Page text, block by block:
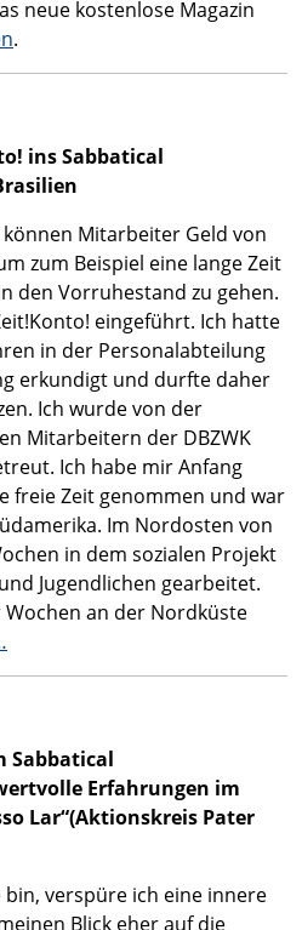
neue kostenlose Magazin
.
ins Sabbatical
Mitarbeiter Geld von
zum Beispiel eine lange Zeit
den Vorruhestand zu gehen.
eingeführt. Ich hatte
in der Personalabteilung
erkundigt und durfte daher
Ich wurde von der
Mitarbeitern der DBZWK
Ich habe mir Anfang
freie Zeit genommen und war
Im Nordosten von
in dem sozialen Projekt
Jugendlichen gearbeitet.
an der Nordküste
Sabbatical
Erfahrungen im
Lar“(Aktionskreis Pater
bin, verspüre ich eine innere
Blick eher auf die